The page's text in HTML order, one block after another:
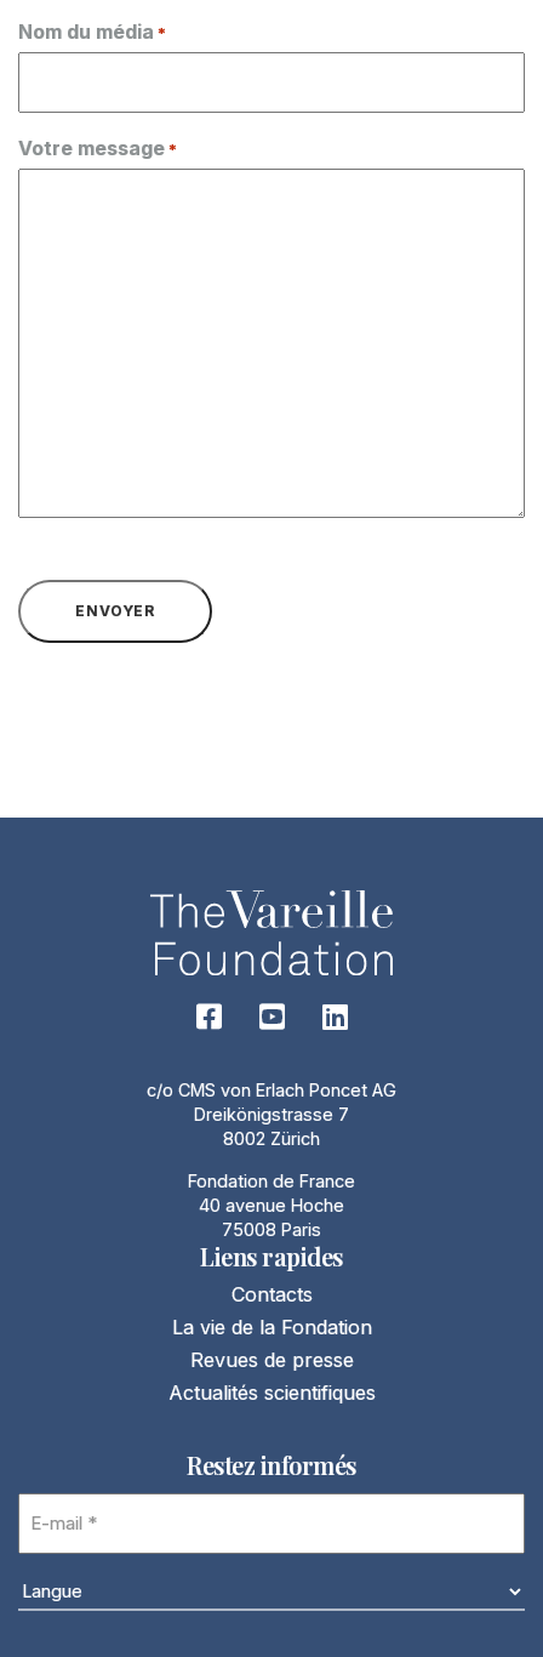
Nom du média *
Votre message *
ENVOYER
c/o CMS von Erlach Poncet AG
Dreikönigstrasse 7
8002 Zürich
Fondation de France
40 avenue Hoche
75008 Paris
Liens rapides
Contacts
La vie de la Fondation
Revues de presse
Actualités scientifiques
Restez informés